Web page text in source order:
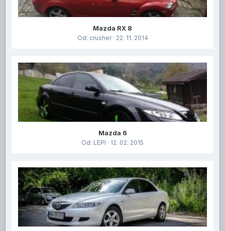
Mazda RX 8
Od: crusher· 22. 11. 2014
Mazda 6
Od: LEPI · 12. 02. 2015